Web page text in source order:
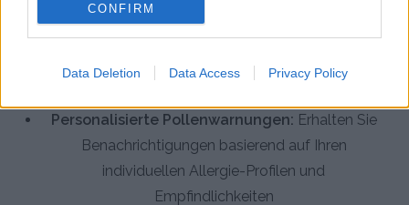
CONFIRM
Data Deletion Data Access Privacy Policy
Echtzeit-Pollenmesswerte:Zugriff auf aktuelle
und Umgebung
Personalisierte Pollenwarnungen: Erhalten Sie
Benachrichtigungen basierend auf Ihren
individuellen Allergie-Profilen und
Empfindlichkeiten